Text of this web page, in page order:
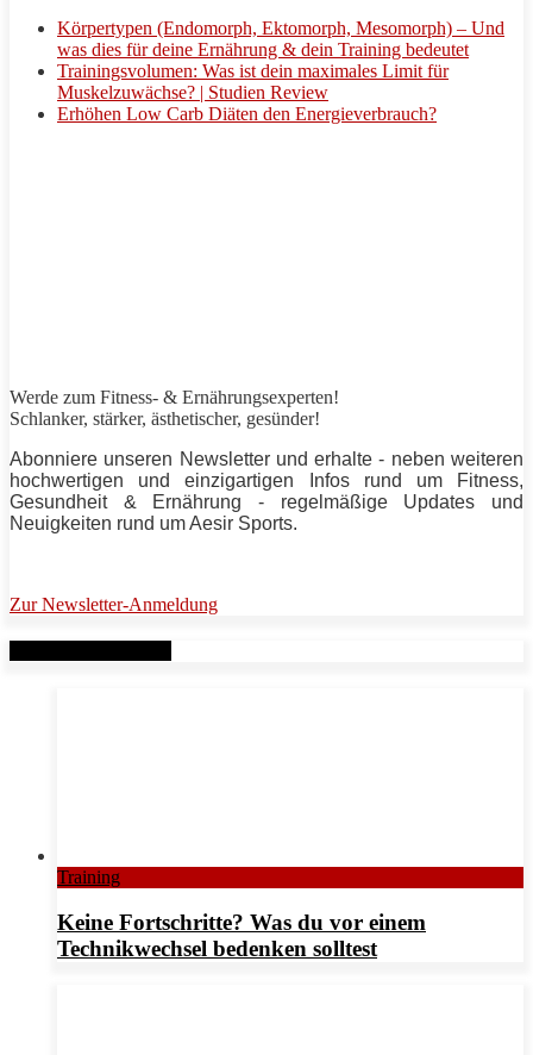
Körpertypen (Endomorph, Ektomorph, Mesomorph) – Und
was dies für deine Ernährung & dein Training bedeutet
Trainingsvolumen: Was ist dein maximales Limit für
Muskelzuwächse? | Studien Review
Erhöhen Low Carb Diäten den Energieverbrauch?
Werde zum Fitness- & Ernährungsexperten!
Schlanker, stärker, ästhetischer, gesünder!
Abonniere unseren Newsletter und erhalte - neben weiteren
hochwertigen und einzigartigen Infos rund um Fitness,
Gesundheit & Ernährung - regelmäßige Updates und
Neuigkeiten rund umAesir Sports.
Zur Newsletter-Anmeldung
Training
Keine Fortschritte? Was du vor einem
Technikwechsel bedenken solltest